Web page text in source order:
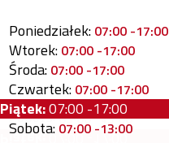
Poniedziałek: 07:00 -17:00
Wtorek: 07:00 -17:00
Środa: 07:00 -17:00
Czwartek: 07:00 -17:00
Piątek:07:00 -17:00
Sobota: 07:00 -13:00